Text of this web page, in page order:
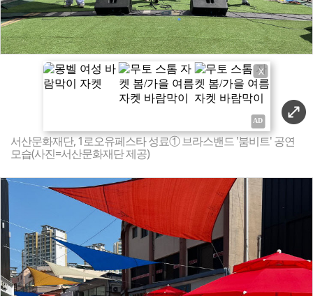
X
서산문화재단, 1로오유페스타 성료① 브라스밴드 '붐비트' 공연
모습(사진=서산문화재단 제공)